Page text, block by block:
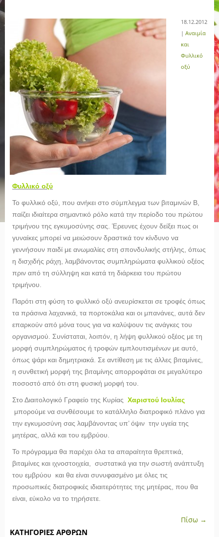
18.12.2012
| Αναιμία
και
Φυλλικό
οξύ
Φυλλικό οξύ
Το φυλλικό οξύ, που ανήκει στο σύμπλεγμα των βιταμινών Β,
παίζει ιδιαίτερα σημαντικό ρόλο κατά την περίοδο του πρώτου
τριμήνου της εγκυμοσύνης σας. Έρευνες έχουν δείξει πως οι
γυναίκες μπορεί να μειώσουν δραστικά τον κίνδυνο να
γεννήσουν παιδί με ανωμαλίες στη σπονδυλικής στήλης, όπως
η δισχιδής ράχη, λαμβάνοντας συμπληρώματα φυλλικού οξέος
πριν από τη σύλληψη και κατά τη διάρκεια του πρώτου
τριμήνου.
Παρότι στη φύση το φυλλικό οξύ ανευρίσκεται σε τροφές όπως
τα πράσινα λαχανικά, τα πορτοκάλια και οι μπανάνες, αυτά δεν
επαρκούν από μόνα τους για να καλύψουν τις ανάγκες του
οργανισμού. Συνίσταται, λοιπόν, η λήψη φυλλικού οξέος με τη
μορφή συμπληρώματος ή τροφών εμπλουτισμένων με αυτό,
όπως ψάρι και δημητριακά. Σε αντίθεση με τις άλλες βιταμίνες,
η συνθετική μορφή της βιταμίνης απορροφάται σε μεγαλύτερο
ποσοστό από ότι στη φυσική μορφή του.
Στο Διαιτολογικό Γραφείο της Κυρίας Χαριστού Ιουλίας
μπορούμε να συνθέσουμε το κατάλληλο διατροφικό πλάνο για
την εγκυμοσύνη σας λαμβάνοντας υπ’ όψιν την υγεία της
μητέρας, αλλά και του εμβρύου.
Το πρόγραμμα θα παρέχει όλα τα απαραίτητα θρεπτικά,
βιταμίνες και ιχνοστοιχεία, συστατικά για την σωστή ανάπτυξη
του εμβρύου και θα είναι συνυφασμένο με όλες τις
προσωπικές διατροφικές ιδιαιτερότητες της μητέρας, που θα
είναι, εύκολο να το τηρήσετε.
Πίσω →
ΚΑΤΗΓΟΡΊΕΣ ΆΡΘΡΩΝ